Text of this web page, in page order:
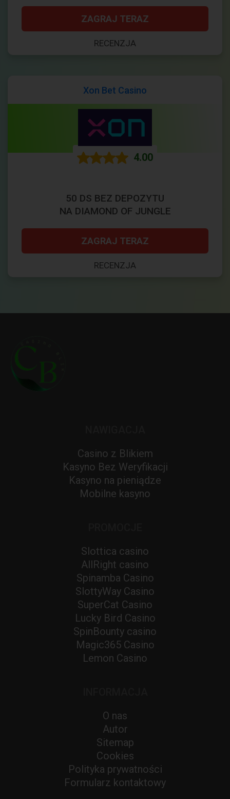
ZAGRAJ TERAZ
RECENZJA
Xon Bet Casino
4.00
50 DS BEZ DEPOZYTU
NA DIAMOND OF JUNGLE
ZAGRAJ TERAZ
RECENZJA
Casino z Blikiem
Kasyno Bez Weryfikacji
Kasyno na pieniądze
Mobilne kasyno
Slottica casino
AllRight casino
Spinamba Casino
SlottyWay Casino
SuperCat Casino
Lucky Bird Casino
SpinBounty casino
Magic365 Casino
Lemon Casino
O nas
Autor
Sitemap
Cookies
Polityka prywatności
Formularz kontaktowy